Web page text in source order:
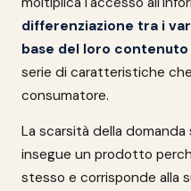
differenziazione tra i
base del loro
serie di caratteristiche
consumatore.
La scarsità della
insegue un prodotto
stesso e corrisponde alla